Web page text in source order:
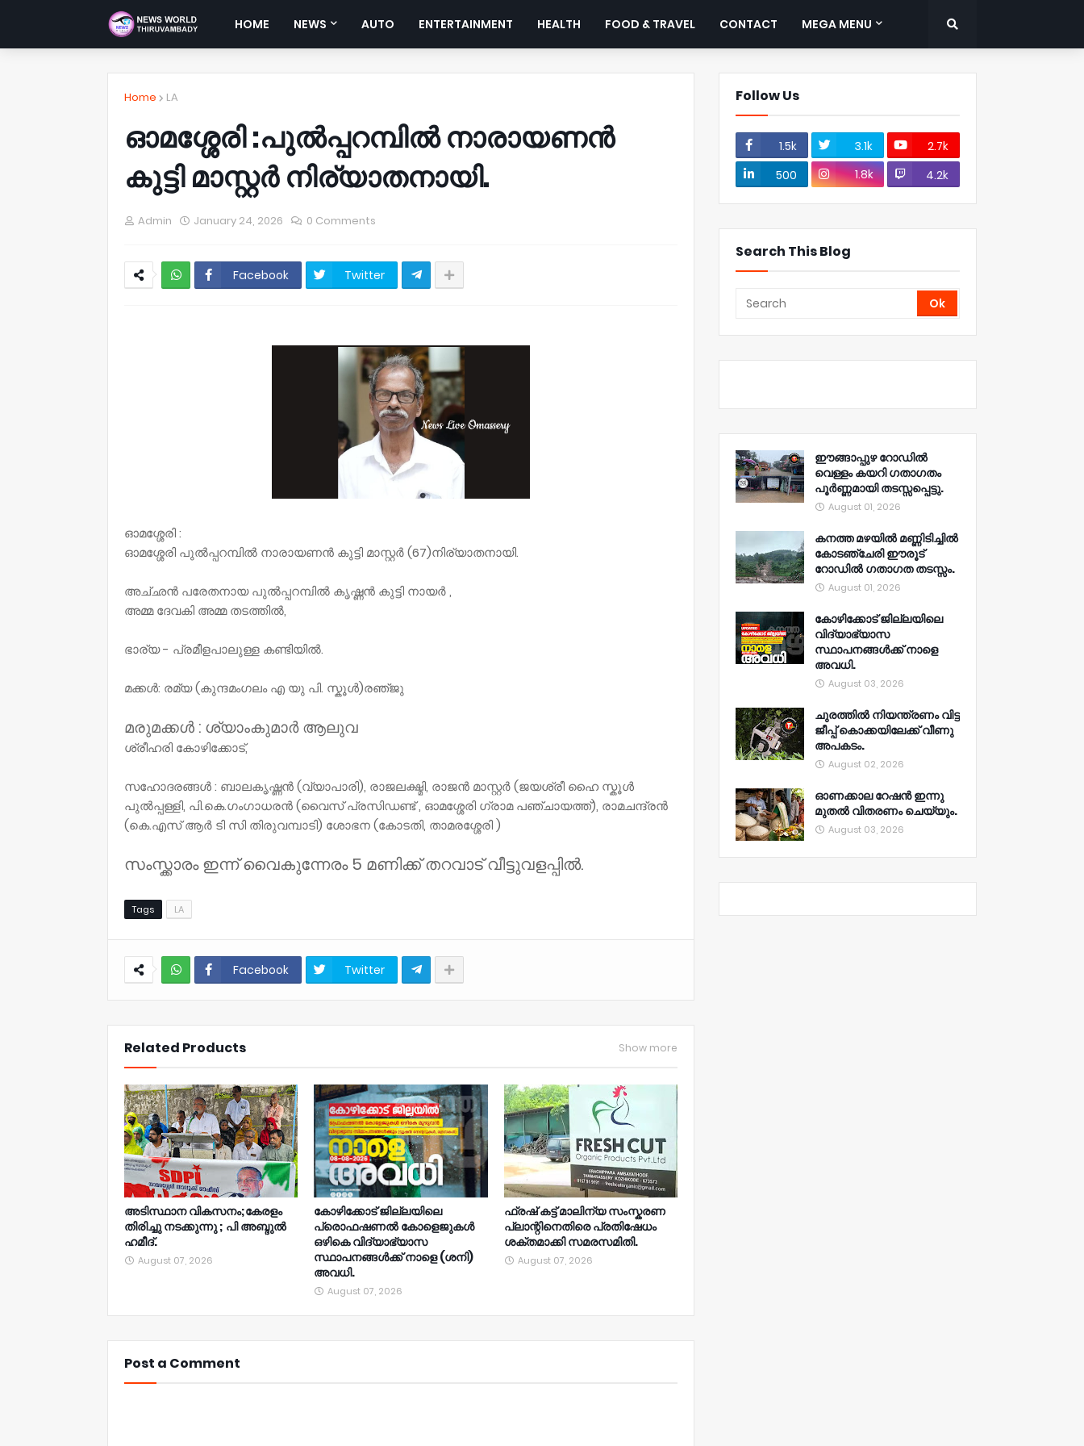
HOME NEWS AUTO ENTERTAINMENT HEALTH FOOD & TRAVEL CONTACT MEGA MENU
Home LA
ഓമശ്ശേരി :പുൽപ്പറമ്പിൽ നാരായണൻ
കുട്ടി മാസ്റ്റർ നിര്യാതനായി.
Admin January 24, 2026 0 Comments
Facebook Twitter
ഓമശ്ശേരി :
ഓമശ്ശേരി പുൽപ്പറമ്പിൽ നാരായണൻ കുട്ടി മാസ്റ്റർ (67)നിര്യാതനായി.
അച്‌ഛൻ പരേതനായ പുൽപ്പറമ്പിൽ കൃഷ്ണൻ കുട്ടി നായർ ,
അമ്മ ദേവകി അമ്മ തടത്തിൽ,
ഭാര്യ - പ്രമീളപാലുള്ള കണ്ടിയിൽ.
മക്കൾ: രമ്യ (കുന്ദമംഗലം എ യു പി. സ്കൂൾ)രഞ്‌ജു
മരുമക്കൾ : ശ്യാംകുമാർ ആലുവ
ശ്രീഹരി കോഴിക്കോട്,
സഹോദരങ്ങൾ : ബാലകൃഷ്ണൻ (വ്യാപാരി), രാജലക്ഷ്മി, രാജൻ മാസ്റ്റർ (ജയശ്രീ ഹൈ സ്കൂൾ
പുൽപ്പള്ളി, പി.കെ.ഗംഗാധരൻ (വൈസ് പ്രസിഡണ്ട് , ഓമശ്ശേരി ഗ്രാമ പഞ്ചായത്ത്), രാമചന്ദ്രൻ
(കെ.എസ് ആർ ടി സി തിരുവമ്പാടി) ശോഭന (കോടതി, താമരശ്ശേരി )
സംസ്ക്കാരം ഇന്ന് വൈകുന്നേരം 5 മണിക്ക് തറവാട് വീട്ടുവളപ്പിൽ.
Tags LA
Facebook Twitter
Related Products Show more
അടിസ്ഥാന വികസനം;കേരളം
തിരിച്ചു നടക്കുന്നു ; പി അബ്ദുൽ
ഹമീദ്.
August 07, 2026
കോഴിക്കോട് ജില്ലയിലെ
പ്രൊഫഷണൽ കോളെജുകൾ
ഒഴികെ വിദ്യാഭ്യാസ
സ്ഥാപനങ്ങൾക്ക് നാളെ (ശനി)
അവധി.
August 07, 2026
ഫ്രഷ് കട്ട് മാലിന്യ സംസ്കരണ
പ്ലാന്റിനെതിരെ പ്രതിഷേധം
ശക്തമാക്കി സമരസമിതി.
August 07, 2026
Post a Comment
Follow Us
1.5k 3.1k
2.7k
500
1.8k 4.2k
Search This Blog
ഈങ്ങാപ്പുഴ റോഡിൽ
വെള്ളം കയറി ഗതാഗതം
പൂർണ്ണമായി തടസ്സപ്പെട്ടു.
August 01, 2026
കനത്ത മഴയിൽ മണ്ണിടിച്ചിൽ
കോടഞ്ചേരി ഈരൂട്
റോഡിൽ ഗതാഗത തടസ്സം.
August 01, 2026
കോഴിക്കോട് ജില്ലയിലെ
വിദ്യാഭ്യാസ
സ്ഥാപനങ്ങൾക്ക് നാളെ
അവധി.
August 03, 2026
ചുരത്തിൽ നിയന്ത്രണം വിട്ട
ജീപ്പ് കൊക്കയിലേക്ക് വീണു
അപകടം.
August 02, 2026
ഓണക്കാല റേഷൻ ഇന്നു
മുതല്‍ വിതരണം ചെയ്യും.
August 03, 2026